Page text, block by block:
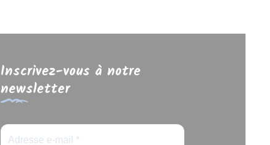
Inscrivez-vous à notre
newsletter